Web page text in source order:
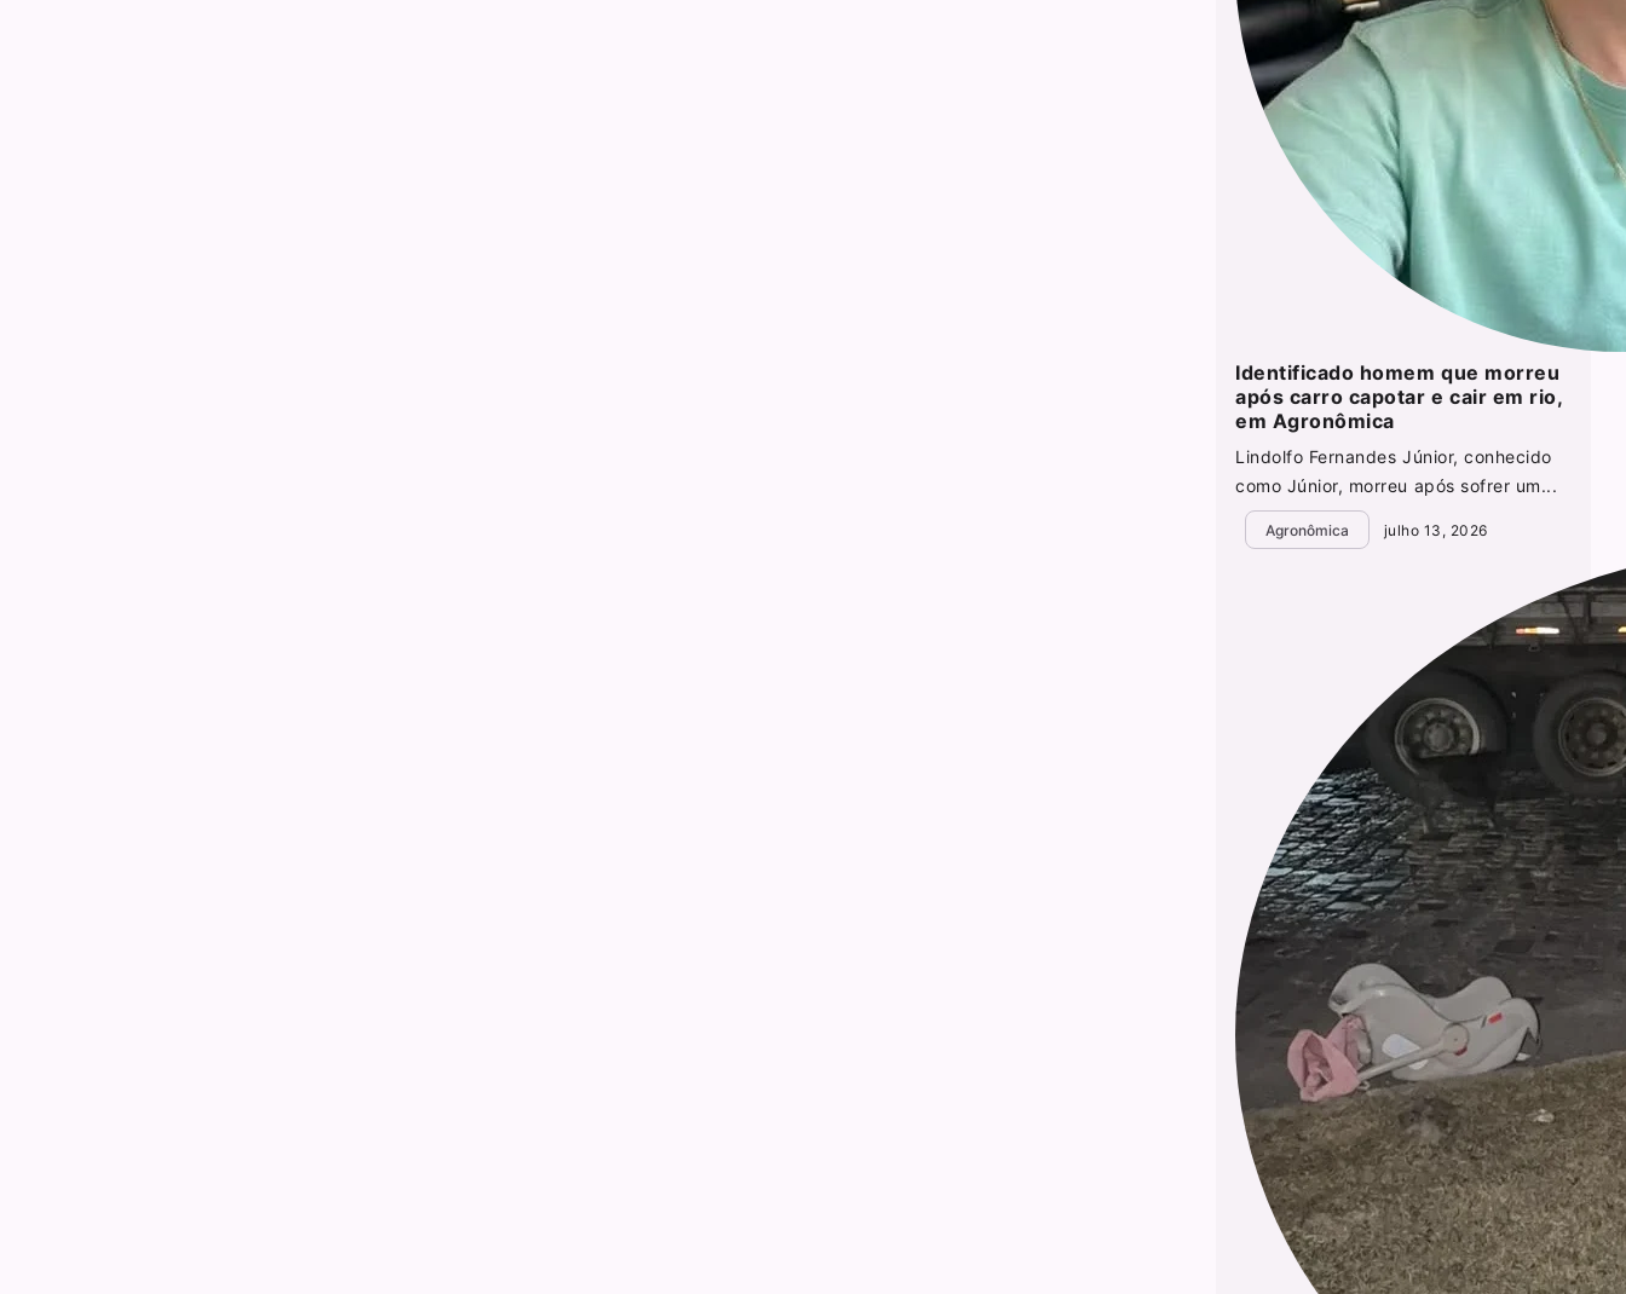
Identificado homem que morreu
após carro capotar e cair em rio,
em Agronômica
Lindolfo Fernandes Júnior, conhecido
como Júnior, morreu após sofrer um...
Agronômica julho 13, 2026